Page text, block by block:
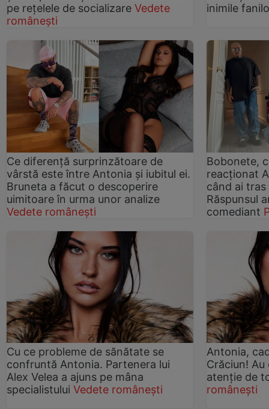
pe rețelele de socializare Vedete
românești
inimile
Ce diferență surprinzătoare de
vârstă este între Antonia și iubitul ei.
Bruneta a făcut o descoperire
uimitoare în urma unor analize
Vedete românești
Bobonete,
reacționat
când ai
Răspunsul
comediant
Cu ce probleme de sănătate se
confruntă Antonia. Partenera lui
Alex Velea a ajuns pe mâna
specialistului Vedete românești
Antonia,
Crăciun!
atenție de
românești